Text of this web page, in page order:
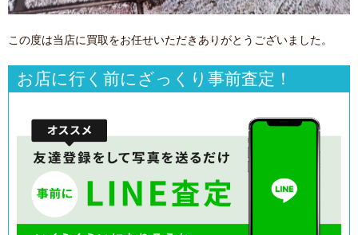
この度は当店に買取をお任せいただきありがとうございました。
お店に行く前にざっくり事前査定！